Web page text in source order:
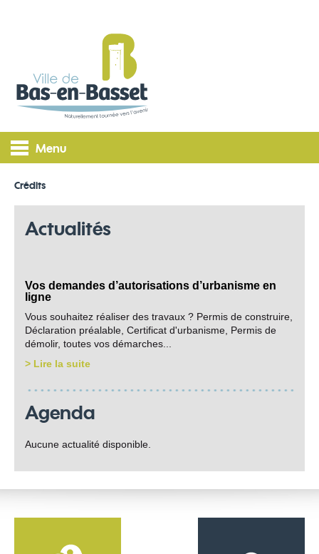
Menu
Crédits
Actualités
Vos demandes d’autorisations d’urbanisme en
ligne
Vous souhaitez réaliser des travaux ? Permis de construire,
Déclaration préalable, Certificat d'urbanisme, Permis de
démolir, toutes vos démarches...
> Lire la suite
Agenda
Aucune actualité disponible.